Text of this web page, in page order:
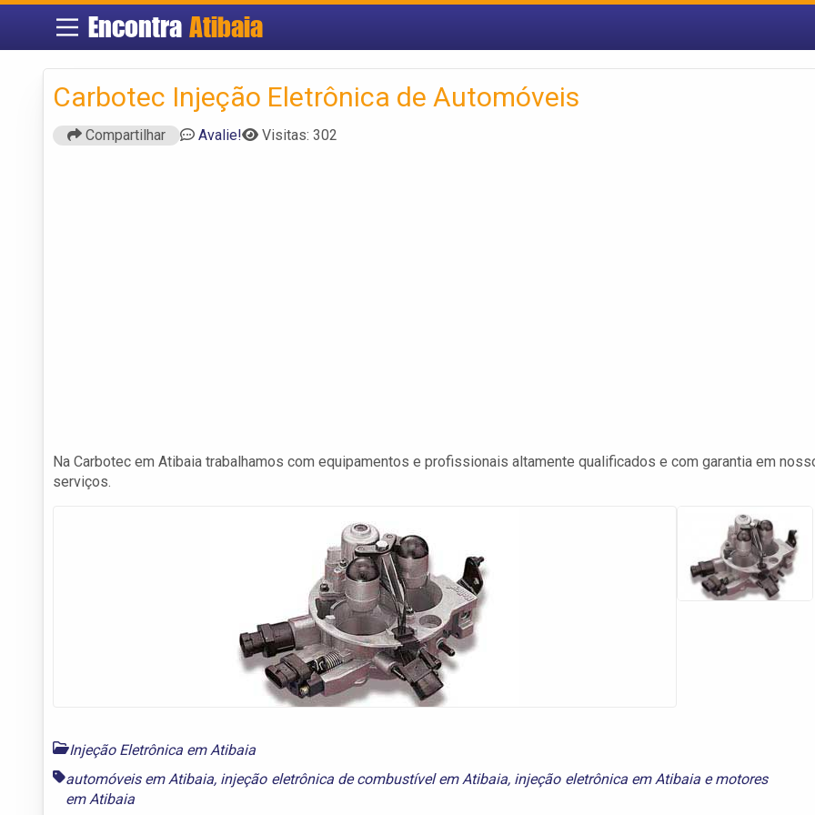
EncontraAtibaia
Carbotec Injeção Eletrônica de Automóveis
Compartilhar Avalie! Visitas: 302
Na Carbotec em Atibaia trabalhamos com equipamentos e profissionais altamente qualificados e com garantia em
serviços.
Injeção Eletrônica em Atibaia
automóveis em Atibaia, injeção eletrônica de combustível em Atibaia, injeção eletrônica em Atibaiaemotores
em Atibaia